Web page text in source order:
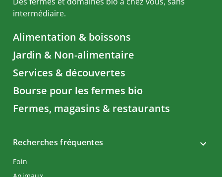
intermédiaire.
Alimentation & boissons
Jardin & Non-alimentaire
Services & découvertes
Bourse pour les fermes bio
Fermes, magasins & restaurants
Recherches fréquentes
Foin